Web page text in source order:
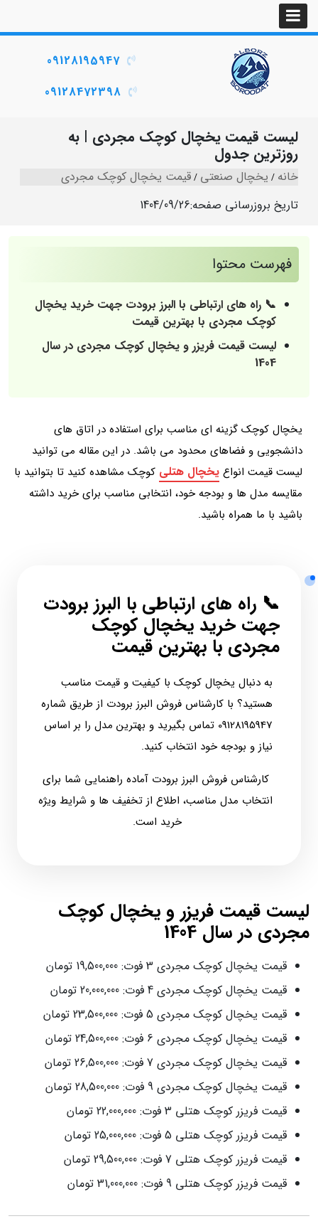
09128195947
09128472398
لیست قیمت یخچال کوچک مجردی | به‌
روزترین جدول
خانه یخچال صنعتی قیمت یخچال کوچک مجردی
تاریخ بروزرسانی صفحه:1404/09/26
فهرست محتوا
📞 راه‌ های ارتباطی با البرز برودت جهت خرید یخچال
کوچک مجردی با بهترین قیمت
لیست قیمت فریزر و یخچال کوچک مجردی در سال
1404
یخچال‌ کوچک گزینه ای مناسب برای استفاده در اتاق‌ های
دانشجویی و فضاهای محدود می باشد. در این مقاله می توانید
لیست قیمت انواع یخچال هتلی کوچک مشاهده کنید تا بتوانید با
مقایسه مدل‌ ها و بودجه خود، انتخابی مناسب برای خرید داشته
باشید با ما همراه باشید.
📞 راه‌ های ارتباطی با البرز برودت
جهت خرید یخچال کوچک
مجردی با بهترین قیمت
به دنبال یخچال کوچک با کیفیت و قیمت مناسب
هستید؟ با کارشناس فروش البرز برودت از طریق شماره
09128195947 تماس بگیرید و بهترین مدل را بر اساس
نیاز و بودجه خود انتخاب کنید.
کارشناس فروش البرز برودت آماده راهنمایی شما برای
انتخاب مدل مناسب، اطلاع از تخفیف‌ ها و شرایط ویژه
خرید است.
لیست قیمت فریزر و یخچال کوچک
مجردی در سال 1404
قیمت یخچال کوچک مجردی 3 فوت: 19,500,000 تومان
قیمت یخچال کوچک مجردی 4 فوت: 20,000,000 تومان
قیمت یخچال کوچک مجردی 5 فوت: 23,500,000 تومان
قیمت یخچال کوچک مجردی 6 فوت: 24,500,000 تومان
قیمت یخچال کوچک مجردی 7 فوت: 26,500,000 تومان
قیمت یخچال کوچک مجردی 9 فوت: 28,500,000 تومان
قیمت فریزر کوچک هتلی 3 فوت: 22,000,000 تومان
قیمت فریزر کوچک هتلی 5 فوت: 25,000,000 تومان
قیمت فریزر کوچک هتلی 7 فوت: 29,500,000 تومان
قیمت فریزر کوچک هتلی 9 فوت: 31,000,000 تومان